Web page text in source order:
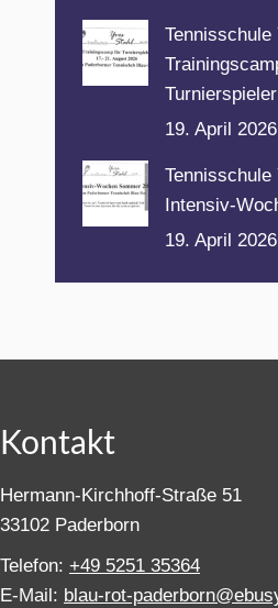
19. April 2026
Intensiv-
19. April 2026
Kontakt
Hermann-Kirchhoff-Straße 51
33102 Paderborn
Telefon: +49 5251 35364
E-Mail: blau-rot-